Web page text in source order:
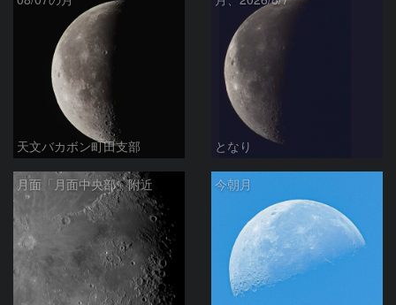
天文バカボン町田支部 となり
月面「月面中央部」附近 今朝月